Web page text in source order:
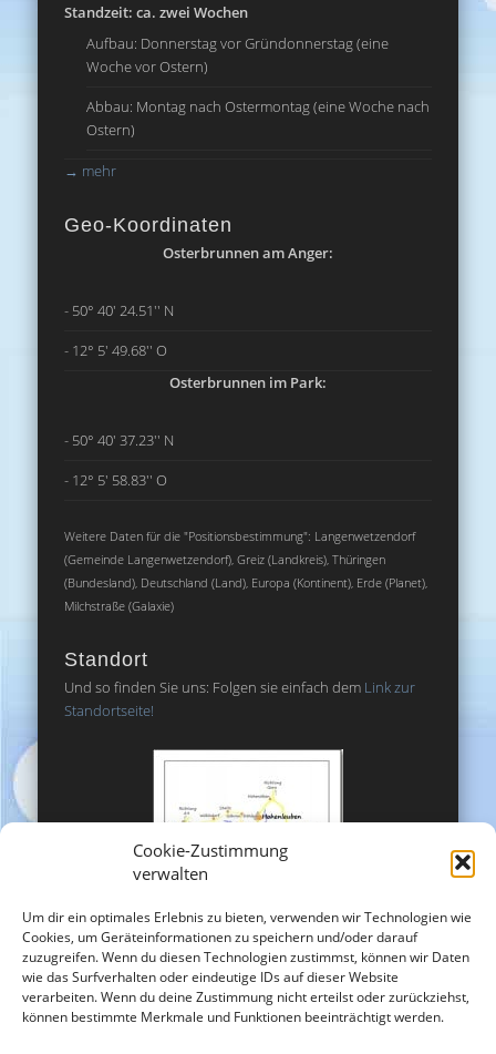
Cookie-Zustimmung
verwalten
Um dir ein optimales Erlebnis zu bieten, verwenden wir Technologien wie
Cookies, um Geräteinformationen zu speichern und/oder darauf
zuzugreifen. Wenn du diesen Technologien zustimmst, können wir Daten
wie das Surfverhalten oder eindeutige IDs auf dieser Website
verarbeiten. Wenn du deine Zustimmung nicht erteilst oder zurückziehst,
können bestimmte Merkmale und Funktionen beeinträchtigt werden.
Standzeit: ca. zwei Wochen
Aufbau: Donnerstag vor Gründonnerstag (eine
Woche vor Ostern)
Abbau: Montag nach Ostermontag (eine Woche nach
Ostern)
→ mehr
Geo-Koordinaten
Osterbrunnen am Anger:
- 50° 40' 24.51'' N
- 12° 5' 49.68'' O
Osterbrunnen im Park:
- 50° 40' 37.23'' N
- 12° 5' 58.83'' O
Weitere Daten für die "Positionsbestimmung": Langenwetzendorf
(Gemeinde Langenwetzendorf), Greiz (Landkreis), Thüringen
(Bundesland), Deutschland (Land), Europa (Kontinent), Erde (Planet),
Milchstraße (Galaxie)
Standort
Und so finden Sie uns: Folgen sie einfach dem Link zur
Standortseite!